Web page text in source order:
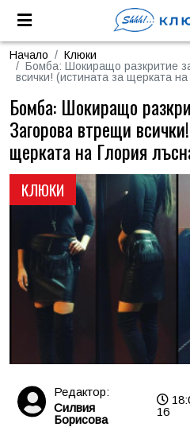
Начало
Клюки
Бомба: Шокиращо разкритие
всички! (истината за щерката
КЛЮКИ
Бомба: Шокиращо
Загорова втрещи
щерката на Глория
Редактор:
Силвия
Борисова
16